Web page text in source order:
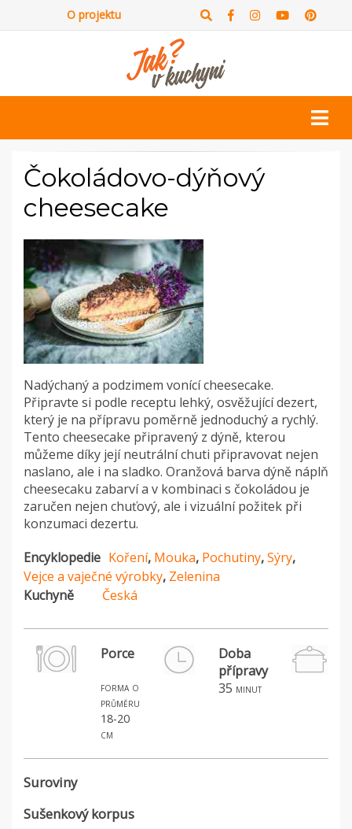
O projektu
Čokoládovo-dýňový
cheesecake
Nadýchaný a podzimem vonící cheesecake.
Připravte si podle receptu lehký, osvěžující dezert,
který je na přípravu poměrně jednoduchý a rychlý.
Tento cheesecake připravený z dýně, kterou
můžeme díky její neutrální chuti připravovat nejen
naslano, ale i na sladko. Oranžová barva dýně náplň
cheesecaku zabarví a v kombinaci s čokoládou je
zaručen nejen chuťový, ale i vizuální požitek při
konzumaci dezertu.
Encyklopedie Koření, Mouka, Pochutiny,Sýry,
Vejce a vaječné výrobky, Zelenina
Kuchyně
Česká
Porce
forma o
průměru
18-20
cm
Doba
přípravy
35 minut
Suroviny
Sušenkový korpus